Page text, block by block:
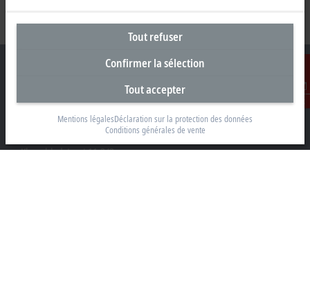
Contact
Beckhoff Automation BV
Klaverbladstraat 11.2/2
Tout refuser
Confirmer la sélection
Tout accepter
Mentions légalesDéclaration sur la protection des données
Conditions générales de vente